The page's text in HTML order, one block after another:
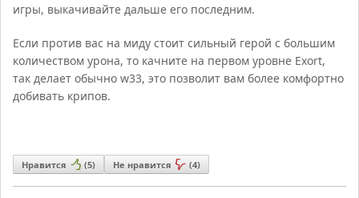
игры, выкачивайте дальше его последним.
Если против вас на миду стоит сильный герой с большим
количеством урона, то качните на первом уровне Exort,
так делает обычно w33, это позволит вам более комфортно
добивать крипов.
Нравится (5) Не нравится (4)